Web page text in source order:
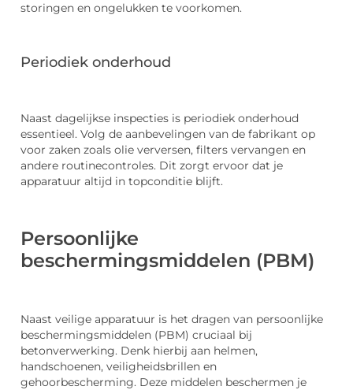
storingen en ongelukken te voorkomen.
Periodiek onderhoud
Naast dagelijkse inspecties is periodiek onderhoud
essentieel. Volg de aanbevelingen van de fabrikant op
voor zaken zoals olie verversen, filters vervangen en
andere routinecontroles. Dit zorgt ervoor dat je
apparatuur altijd in topconditie blijft.
Persoonlijke
beschermingsmiddelen (PBM)
Naast veilige apparatuur is het dragen van persoonlijke
beschermingsmiddelen (PBM) cruciaal bij
betonverwerking. Denk hierbij aan helmen,
handschoenen, veiligheidsbrillen en
gehoorbescherming. Deze middelen beschermen je